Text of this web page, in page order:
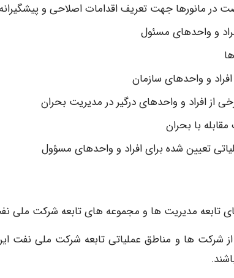
در مانورها جهت تعریف اقدامات اصلاحی و پیشگیرانه
و واحدهای مسئول
و واحدهای سازمان
از افراد و واحدهای درگیر در مدیریت بحران
با بحران
تعیین شده برای افراد و واحدهای مسؤول
تابعه مدیریت ها و مجموعه های تابعه شرکت ملی
شرکت ها و مناطق عملیاتی تابعه شرکت ملی نفت